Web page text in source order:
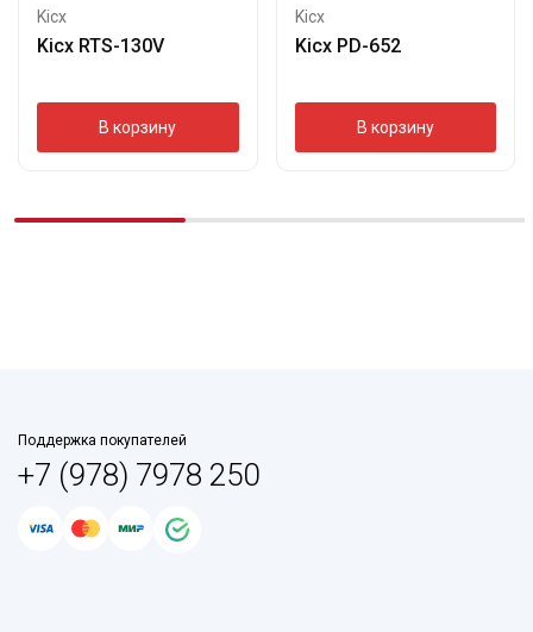
Kicx
Kicx RTS-130V
В корзину
Kicx
Kicx PD-652
В корзину
Поддержка покупателей
+7 (978) 7978 250